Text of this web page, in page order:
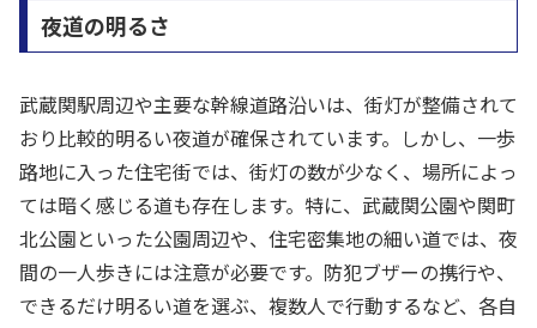
夜道の明るさ
武蔵関駅周辺や主要な幹線道路沿いは、街灯が整備されて
おり比較的明るい夜道が確保されています。しかし、一歩
路地に入った住宅街では、街灯の数が少なく、場所によっ
ては暗く感じる道も存在します。特に、武蔵関公園や関町
北公園といった公園周辺や、住宅密集地の細い道では、夜
間の一人歩きには注意が必要です。防犯ブザーの携行や、
できるだけ明るい道を選ぶ、複数人で行動するなど、各自